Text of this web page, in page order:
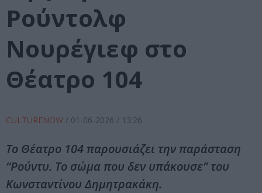
Ρούντολφ
Νουρέγιεφ στο
Θέατρο 104
CULTURENOW / 01-06-2026 / 13:26
Το Θέατρο 104 παρουσιάζει την παράσταση
“Ρούντυ. Το σώμα που δεν υπάκουσε” του
Κωνσταντίνου Δημητρακάκη.